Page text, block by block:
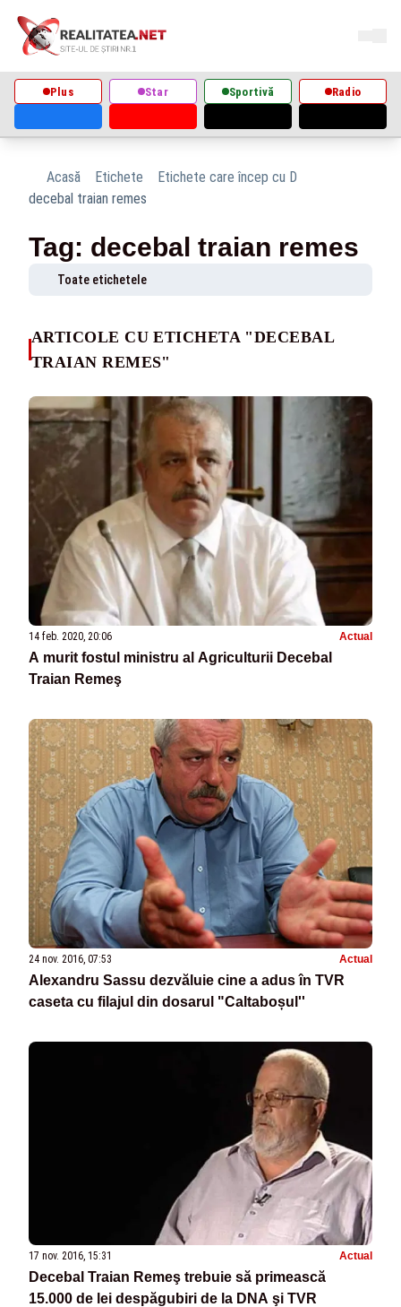
Plus Star Sportivă Radio
Acasă Etichete
Etichete care încep cu D
decebal traian remes
Tag: decebal traian remes
Toate etichetele
ARTICOLE CU ETICHETA "DECEBAL
TRAIAN REMES"
14 feb. 2020, 20:06 Actual
A murit fostul ministru al Agriculturii Decebal
Traian Remeş
24 nov. 2016, 07:53 Actual
Alexandru Sassu dezvăluie cine a adus în TVR
caseta cu filajul din dosarul "Caltaboșul''
17 nov. 2016, 15:31 Actual
Decebal Traian Remeş trebuie să primească
15.000 de lei despăgubiri de la DNA şi TVR